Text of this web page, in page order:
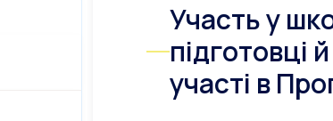
Участь у
підготовці
участі в